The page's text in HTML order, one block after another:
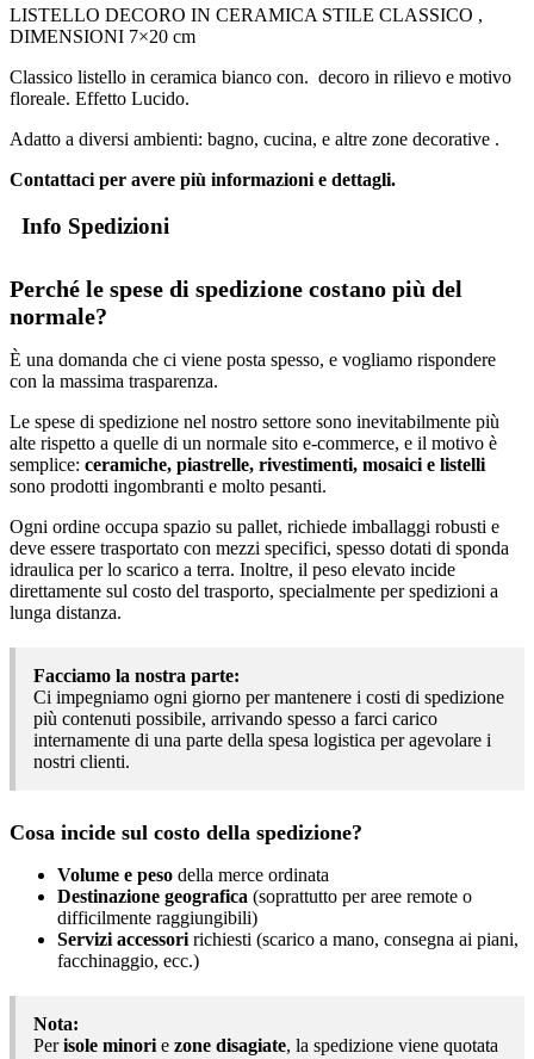
LISTELLO DECORO IN CERAMICA STILE CLASSICO ,
DIMENSIONI 7×20 cm
Classico listello in ceramica bianco con. decoro in rilievo e motivo
floreale. Effetto Lucido.
Adatto a diversi ambienti: bagno, cucina, e altre zone decorative .
Contattaci per avere più informazioni e dettagli.
Info Spedizioni
Perché le spese di spedizione costano più del
normale?
È una domanda che ci viene posta spesso, e vogliamo rispondere
con la massima trasparenza.
Le spese di spedizione nel nostro settore sono inevitabilmente più
alte rispetto a quelle di un normale sito e-commerce, e il motivo è
semplice: ceramiche, piastrelle, rivestimenti, mosaici e listelli
sono prodotti ingombranti e molto pesanti.
Ogni ordine occupa spazio su pallet, richiede imballaggi robusti e
deve essere trasportato con mezzi specifici, spesso dotati di sponda
idraulica per lo scarico a terra. Inoltre, il peso elevato incide
direttamente sul costo del trasporto, specialmente per spedizioni a
lunga distanza.
Facciamo la nostra parte:
Ci impegniamo ogni giorno per mantenere i costi di spedizione
più contenuti possibile, arrivando spesso a farci carico
internamente di una parte della spesa logistica per agevolare i
nostri clienti.
Cosa incide sul costo della spedizione?
Volume e peso della merce ordinata
Destinazione geografica (soprattutto per aree remote o
difficilmente raggiungibili)
Servizi accessori richiesti (scarico a mano, consegna ai piani,
facchinaggio, ecc.)
Nota:
Perisole minori e zone disagiate, la spedizione viene quotata